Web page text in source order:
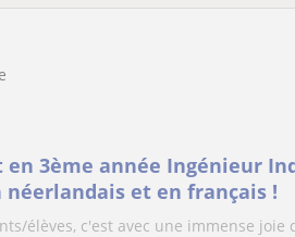
en 3ème année Ingénieur
néerlandais et en français !
élèves, c'est avec une immense